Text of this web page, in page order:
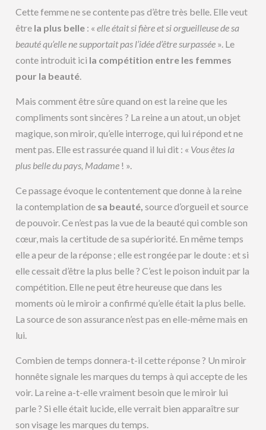
Cette femme ne se contente pas d’être très belle. Elle veut
être la plus belle : «elle était si fière et si orgueilleuse de sa
beauté qu’elle ne supportait pas l’idée d’être surpassée ». Le
conte introduit ici la compétition entre les femmes
pour la beauté.
Mais comment être sûre quand on est la reine que les
compliments sont sincères ? La reine a un atout, un objet
magique, son miroir, qu’elle interroge, qui lui répond et ne
ment pas. Elle est rassurée quand il lui dit : « Vous êtes la
plus belle du pays, Madame ! ».
Ce passage évoque le contentement que donne à la reine
la contemplation de sa beauté,source d’orgueil et source
de pouvoir. Ce n’est pas la vue de la beauté qui comble son
cœur, mais la certitude de sa supériorité. En même temps
elle a peur de la réponse ; elle est rongée par le doute : et si
elle cessait d’être la plus belle ? C’est le poison induit par la
compétition. Elle ne peut être heureuse que dans les
moments où le miroir a confirmé qu’elle était la plus belle.
La source de son assurance n’est pas en elle-même mais en
lui.
Combien de temps donnera-t-il cette réponse ? Un miroir
honnête signale les marques du temps à qui accepte de les
voir. La reine a-t-elle vraiment besoin que le miroir lui
parle ? Si elle était lucide, elle verrait bien apparaître sur
son visage les marques du temps.